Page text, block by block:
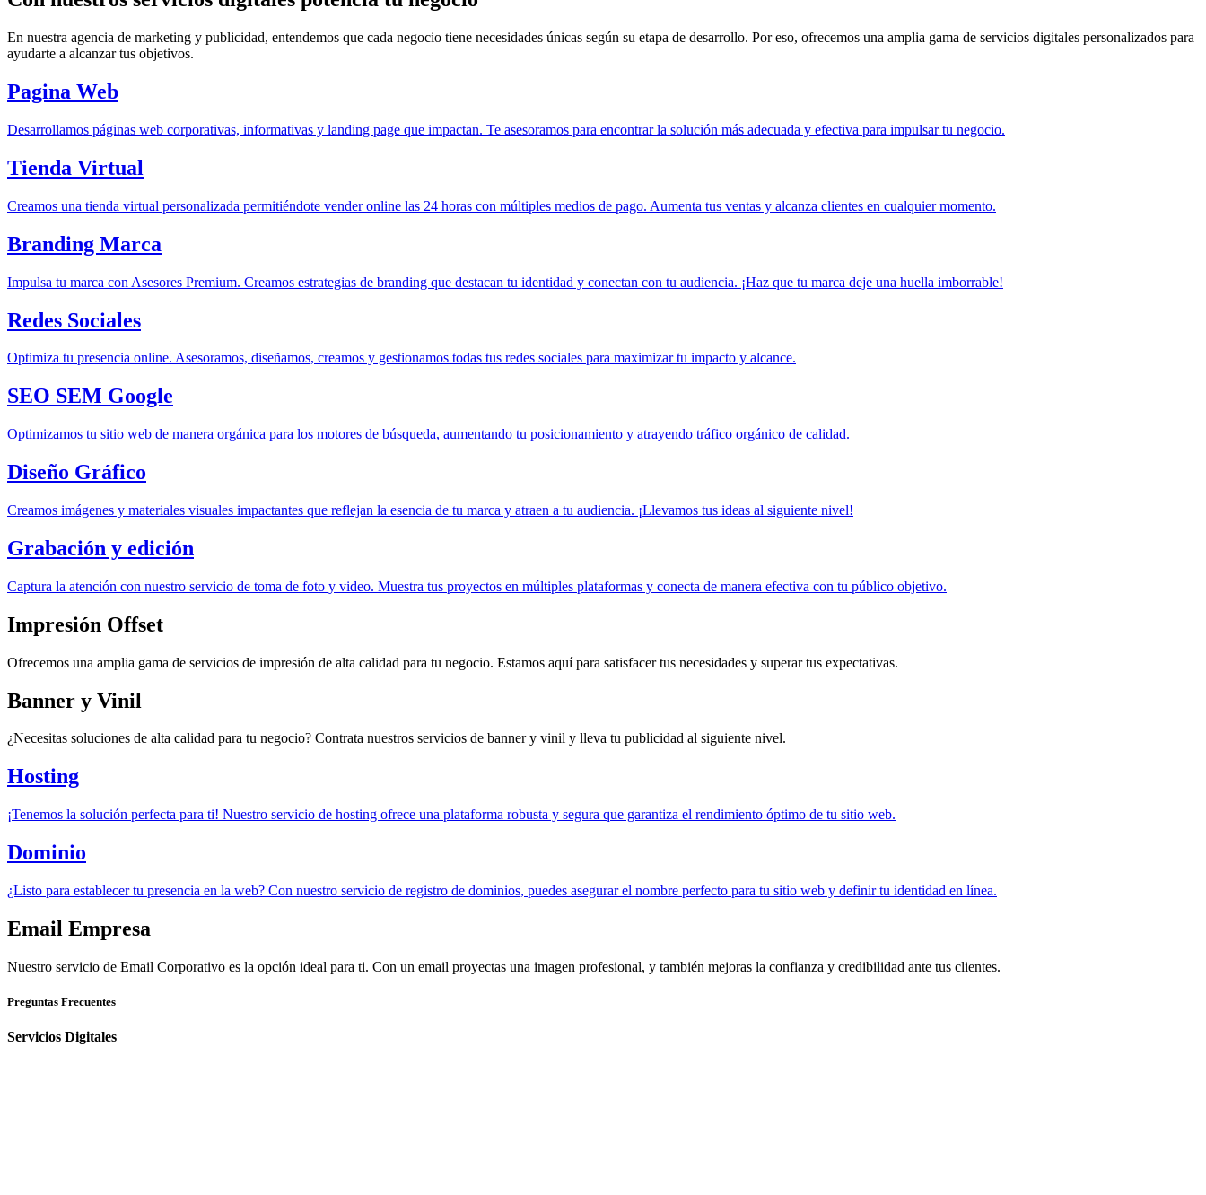
En nuestra agencia de marketing y publicidad, entendemos que cada negocio tiene necesidades únicas según su etapa de desarrollo. Por eso, ofrecemos una amplia gama de servicios digitales personalizados para
ayudarte a alcanzar tus objetivos.
Pagina Web
Desarrollamos páginas web corporativas, informativas y landing page que impactan. Te asesoramos para encontrar la solución más adecuada y efectiva para impulsar tu negocio.
Tienda Virtual
Creamos una tienda virtual personalizada permitiéndote vender online las 24 horas con múltiples medios de pago. Aumenta tus ventas y alcanza clientes en cualquier momento.
Branding Marca
Impulsa tu marca con Asesores Premium. Creamos estrategias de branding que destacan tu identidad y conectan con tu audiencia. ¡Haz que tu marca deje una huella imborrable!
Redes Sociales
Optimiza tu presencia online. Asesoramos, diseñamos, creamos y gestionamos todas tus redes sociales para maximizar tu impacto y alcance.
SEO SEM Google
Optimizamos tu sitio web de manera orgánica para los motores de búsqueda, aumentando tu posicionamiento y atrayendo tráfico orgánico de calidad.
Diseño Gráfico
Creamos imágenes y materiales visuales impactantes que reflejan la esencia de tu marca y atraen a tu audiencia. ¡Llevamos tus ideas al siguiente nivel!
Grabación y edición
Captura la atención con nuestro servicio de toma de foto y video. Muestra tus proyectos en múltiples plataformas y conecta de manera efectiva con tu público objetivo.
Impresión Offset
Ofrecemos una amplia gama de servicios de impresión de alta calidad para tu negocio. Estamos aquí para satisfacer tus necesidades y superar tus expectativas.
Banner y Vinil
¿Necesitas soluciones de alta calidad para tu negocio? Contrata nuestros servicios de banner y vinil y lleva tu publicidad al siguiente nivel.
Hosting
¡Tenemos la solución perfecta para ti! Nuestro servicio de hosting ofrece una plataforma robusta y segura que garantiza el rendimiento óptimo de tu sitio web.
Dominio
¿Listo para establecer tu presencia en la web? Con nuestro servicio de registro de dominios, puedes asegurar el nombre perfecto para tu sitio web y definir tu identidad en línea.
Email Empresa
Nuestro servicio de Email Corporativo es la opción ideal para ti. Con un email proyectas una imagen profesional, y también mejoras la confianza y credibilidad ante tus clientes.
Preguntas Frecuentes
Servicios Digitales